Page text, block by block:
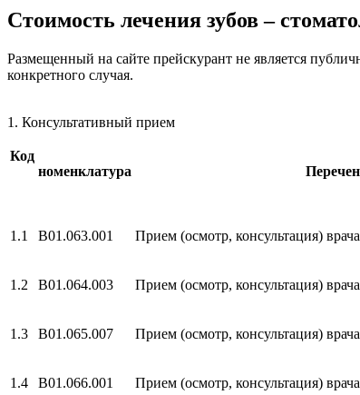
Стоимость лечения зубов –
Размещенный на сайте прейскурант не является
конкретного случая.
1. Консультативный прием
Код
номенклатура
1.1 B01.063.001 Прием (осмотр, консультация)
1.2 B01.064.003 Прием (осмотр, консультация)
1.3 B01.065.007 Прием (осмотр, консультация)
1.4 B01.066.001 Прием (осмотр, консультация)